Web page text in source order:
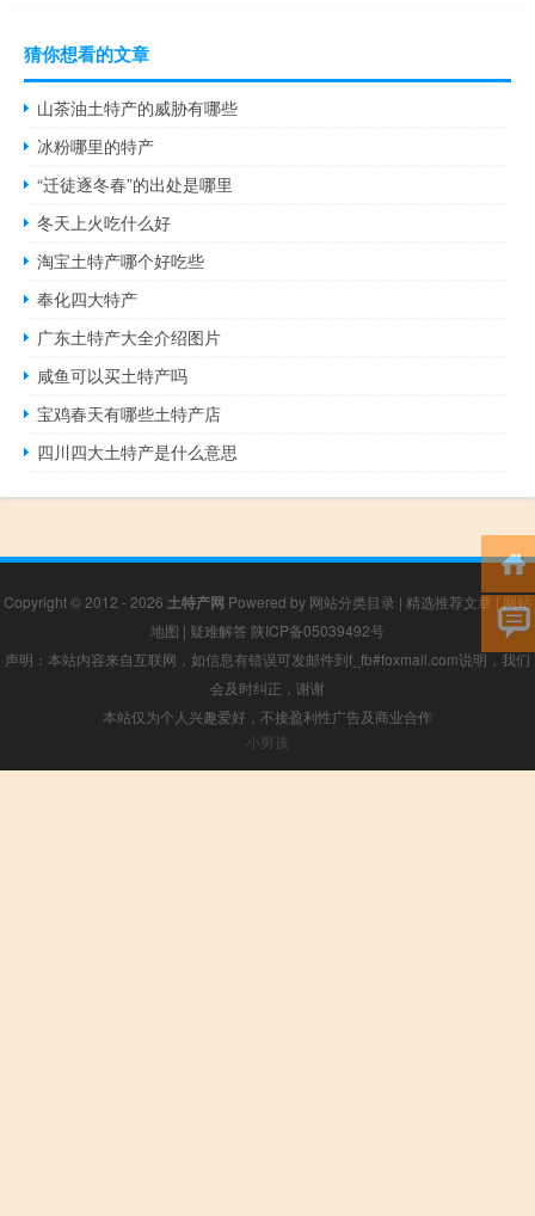
猜你想看的文章
山茶油土特产的威胁有哪些
冰粉哪里的特产
“迁徒逐冬春”的出处是哪里
冬天上火吃什么好
淘宝土特产哪个好吃些
奉化四大特产
广东土特产大全介绍图片
咸鱼可以买土特产吗
宝鸡春天有哪些土特产店
四川四大土特产是什么意思
Copyright © 2012 - 2026 土特产网 Powered by 网站分类目录 | 精选推荐文章|网站
地图 | 疑难解答 陕ICP备05039492号
声明：本站内容来自互联网，如信息有错误可发邮件到f_fb#foxmail.com说明，我们
会及时纠正，谢谢
本站仅为个人兴趣爱好，不接盈利性广告及商业合作
小男孩